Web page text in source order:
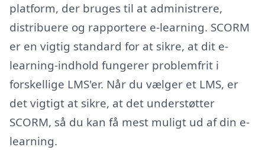
platform, der bruges til at administrere,
distribuere og rapportere e-learning. SCORM
er en vigtig standard for at sikre, at dit e-
learning-indhold fungerer problemfrit i
forskellige LMS'er. Når du vælger et LMS, er
det vigtigt at sikre, at det understøtter
SCORM, så du kan få mest muligt ud af din e-
learning.